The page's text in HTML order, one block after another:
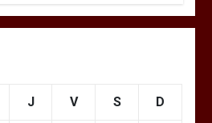
J V S D